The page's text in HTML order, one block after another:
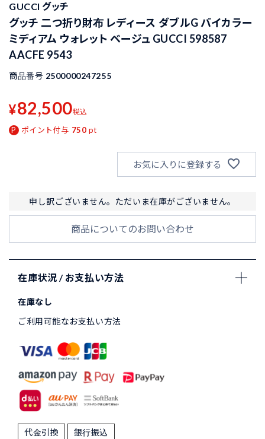
GUCCI グッチ
グッチ 二つ折り財布 レディース ダブルG バイカラー
ミディアム ウォレット ベージュ GUCCI 598587
AACFE 9543
商品番号 2500000247255
¥82,500税込
ポイント付与 750 pt
お気に入りに登録する
申し訳ございません。ただいま在庫がございません。
商品についてのお問い合わせ
在庫状況 / お支払い方法
在庫なし
ご利用可能なお支払い方法
代金引換 銀行振込